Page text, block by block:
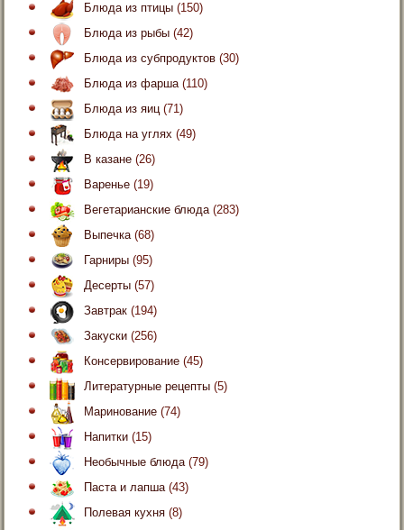
Блюда из птицы (150)
Блюда из рыбы (42)
Блюда из субпродуктов (30)
Блюда из фарша(110)
Блюда из яиц(71)
Блюда на углях (49)
В казане (26)
Варенье (19)
Вегетарианские блюда(283)
Выпечка(68)
Гарниры (95)
Десерты (57)
Завтрак (194)
Закуски (256)
Консервирование (45)
Литературные рецепты (5)
Маринование (74)
Напитки (15)
Необычные блюда(79)
Паста и лапша(43)
Полевая кухня (8)